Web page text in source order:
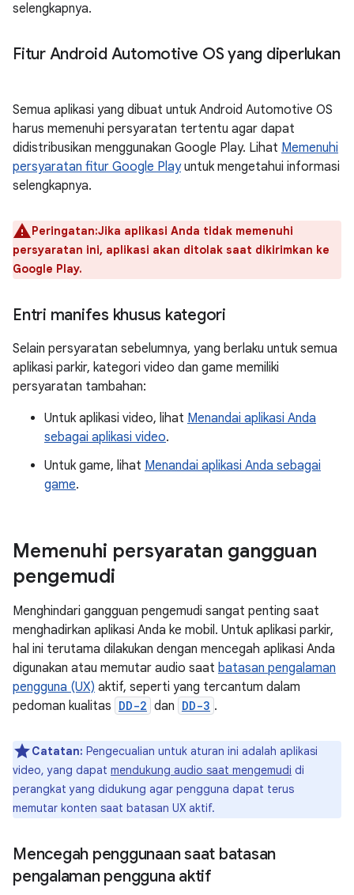
selengkapnya.
Fitur Android Automotive OS yang diperlukan
Semua aplikasi yang dibuat untuk Android Automotive OS
harus memenuhi persyaratan tertentu agar dapat
didistribusikan menggunakan Google Play. Lihat Memenuhi
persyaratan fitur Google Playuntuk mengetahui informasi
selengkapnya.
Peringatan:Jika aplikasi Anda tidak memenuhi
persyaratan ini, aplikasi akan ditolak saat dikirimkan ke
Google Play.
Entri manifes khusus kategori
Selain persyaratan sebelumnya, yang berlaku untuk semua
aplikasi parkir, kategori video dan game memiliki
persyaratan tambahan:
Untuk aplikasi video, lihat Menandai aplikasi Anda
sebagai aplikasi video.
Untuk game, lihat Menandai aplikasi Anda sebagai
game.
Memenuhi persyaratan gangguan
pengemudi
Menghindari gangguan pengemudi sangat penting saat
menghadirkan aplikasi Anda ke mobil. Untuk aplikasi parkir,
hal ini terutama dilakukan dengan mencegah aplikasi Anda
digunakan atau memutar audio saat batasan pengalaman
pengguna (UX) aktif, seperti yang tercantum dalam
pedoman kualitas DD-2 dan DD-3 .
Catatan: Pengecualian untuk aturan ini adalah aplikasi
video, yang dapat mendukung audio saat mengemudi di
perangkat yang didukung agar pengguna dapat terus
memutar konten saat batasan UX aktif.
Mencegah penggunaan saat batasan
pengalaman pengguna aktif